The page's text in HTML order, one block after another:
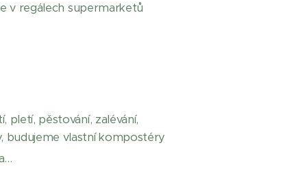
v regálech supermarketů
pletí, pěstování, zalévání,
budujeme vlastní kompostéry